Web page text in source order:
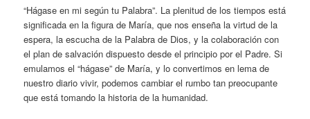
“Hágase en mi según tu Palabra”. La plenitud de los tiempos está
significada en la figura de María, que nos enseña la virtud de la
espera, la escucha de la Palabra de Dios, y la colaboración con
el plan de salvación dispuesto desde el principio por el Padre. Si
emulamos el “hágase” de María, y lo convertimos en lema de
nuestro diario vivir, podemos cambiar el rumbo tan preocupante
que está tomando la historia de la humanidad.